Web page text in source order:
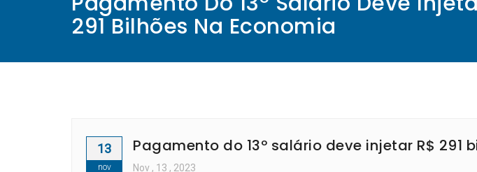
291 Bilhões Na Economia
13
nov
Pagamento do 13º salário deve injetar R$ 291
Nov , 13 , 2023